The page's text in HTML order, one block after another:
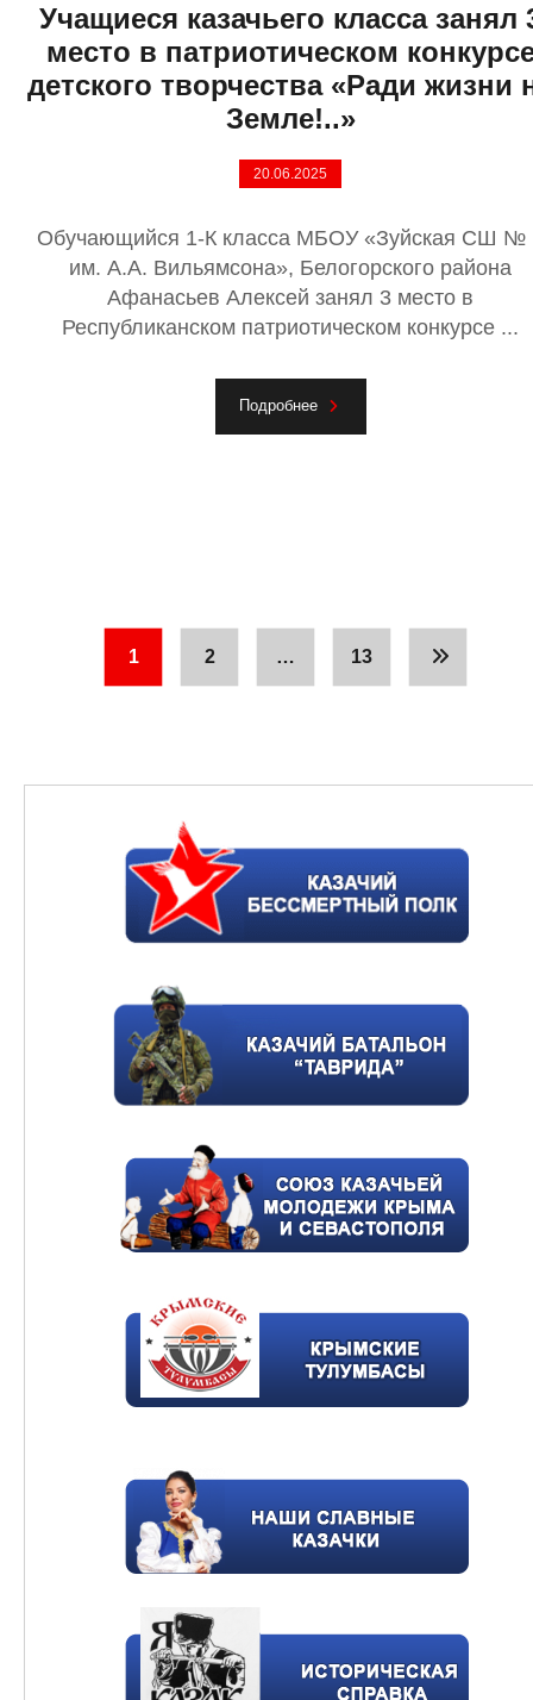
Учащиеся казачьего класса занял
место в патриотическом
детского творчества «Ради жизни
Земле!..»
20.06.2025
Обучающийся 1-К класса МБОУ «Зуйская СШ №
им. А.А. Вильямсона», Белогорского района
Афанасьев Алексей занял 3 место в
Республиканском патриотическом конкурсе ...
Подробнее
1 2 … 13